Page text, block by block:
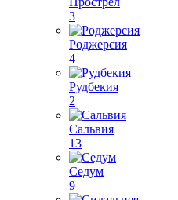
3
Роджерсия
4
Рудбекия
2
Сальвия
13
Седум
9